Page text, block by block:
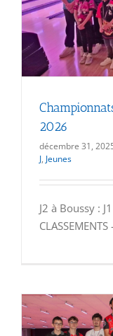
2026
décembre 31,
J, Jeunes
J2 à Boussy :